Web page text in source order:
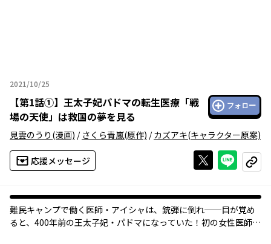
2021/10/25
2021年10月25日
【第1話①】 王太子妃パドマの転生医療「戦
場の天使」は救国の夢を見る
フォロー
見雲のうり (漫画) / さくら青嵐(原作) /カズアキ(キャラクター原案)
応援メッセージ Xで投稿する
ライン
コピー
難民キャンプで働く医師・アイシャは、銃弾に倒れ──目が覚め
ると、400年前の王太子妃・パドマになっていた！初の女性医師で